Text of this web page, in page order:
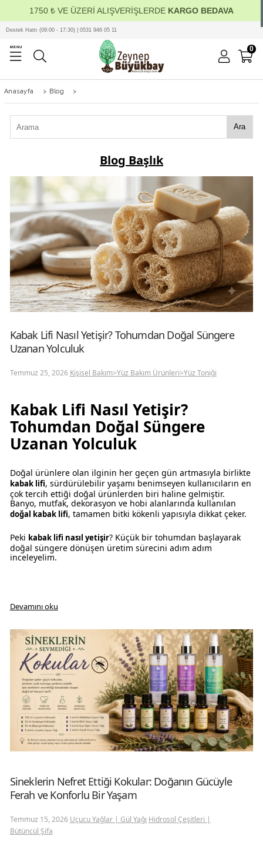
1750 ₺ VE ÜZERİ ALIŞVERİŞLERDE KARGO BEDAVA
MENU
Destek Hattı (09:00 - 17:30) | 0531 946 05 11
0
Anasayfa > Blog >
Ara
Blog Başlık
Kabak Lifi Nasıl Yetişir? Tohumdan Doğal Süngere
Uzanan Yolculuk
Temmuz 25, 2026 Kişisel Bakım>Yüz Bakım Ürünleri>Yüz Toniği
Kabak Lifi Nasıl Yetişir?
Tohumdan Doğal Süngere
Uzanan Yolculuk
Doğal ürünlere olan ilginin her geçen gün artmasıyla birlikte
kabak lifi, sürdürülebilir yaşamı benimseyen kullanıcıların en
çok tercih ettiği doğal ürünlerden biri haline gelmiştir.
Banyo, mutfak, dekorasyon ve hobi alanlarında kullanılan
doğal kabak lifi, tamamen bitki kökenli yapısıyla dikkat çeker.
Peki kabak lifi nasıl yetişir? Küçük bir tohumdan başlayarak
doğal süngere dönüşen üretim sürecini adım adım
inceleyelim.
Devamını oku
Sineklerin Nefret Ettiği Kokular: Doğanın Gücüyle
Ferah ve Konforlu Bir Yaşam
Temmuz 15, 2026 Uçucu Yağlar | Gül Yağı Hidrosol Çeşitleri |
Bütüncül Şifa